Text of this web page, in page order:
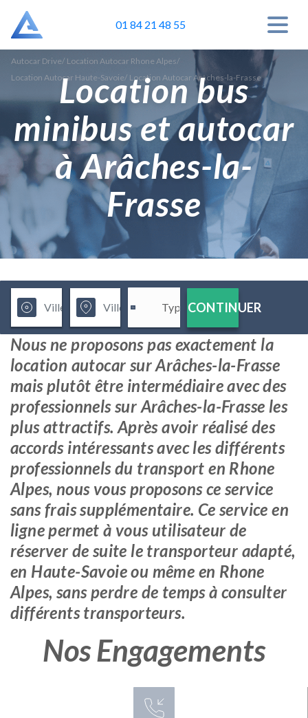
01 84 21 48 55
Autocar Drive/ Location Autocar Rhone Alpes/
Location Autocar Haute-Savoie/ Location Autocar Arâches-la-Frasse
Location bus
minibus et autocar
à Arâches-la-
Frasse
CONTINUER
Nous ne proposons pas exactement la
location autocar sur Arâches-la-Frasse
mais plutôt être intermédiaire avec des
professionnels sur Arâches-la-Frasse les
plus attractifs. Après avoir réalisé des
accords intéressants avec les différents
professionnels du transport en Rhone
Alpes, nous vous proposons ce service
sans frais supplémentaire. Ce service en
ligne permet à vous utilisateur de
réserver de suite le transporteur adapté,
en Haute-Savoie ou même en Rhone
Alpes, sans perdre de temps à consulter
différents transporteurs.
Nos Engagements